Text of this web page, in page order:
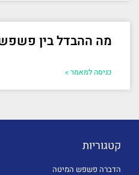
מה ההבדל בין
כניסה למאמר »
קטגוריות
הדברה פשפש המיטה